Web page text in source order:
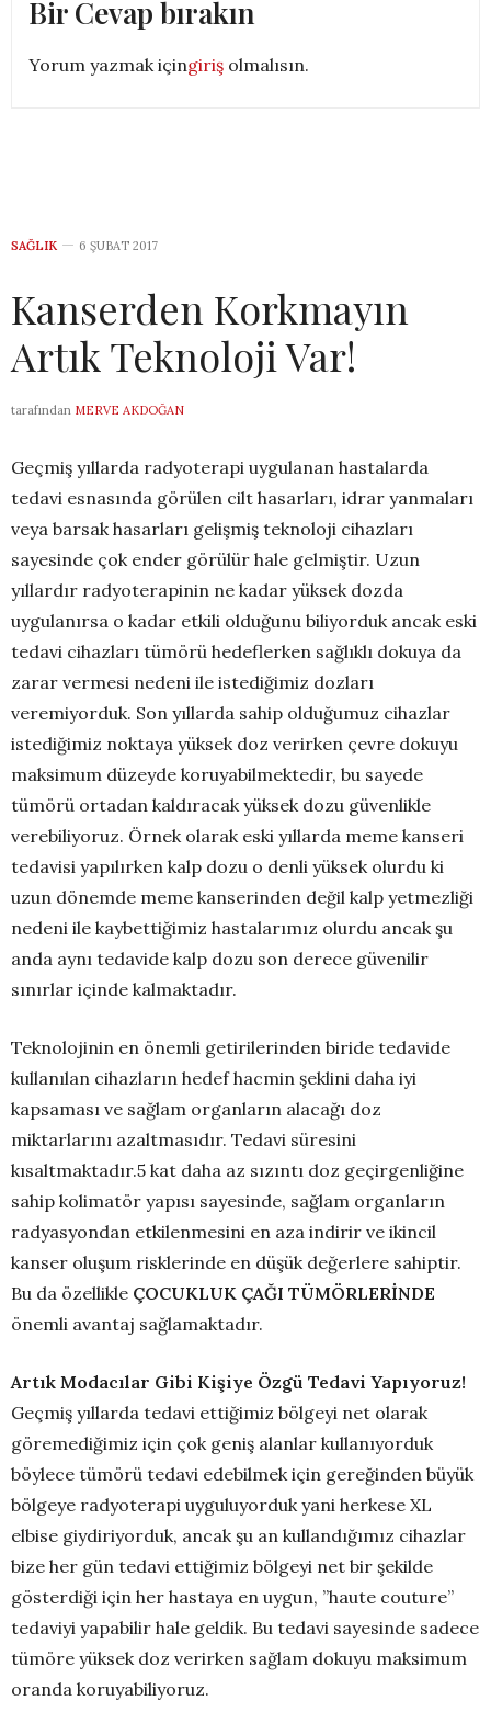
Bir Cevap bırakın
Yorum yazmak içingiriş olmalısın.
SAĞLIK 6 ŞUBAT 2017
Kanserden Korkmayın
Artık Teknoloji Var!
tarafından MERVE AKDOĞAN
Geçmiş yıllarda radyoterapi uygulanan hastalarda
tedavi esnasında görülen cilt hasarları, idrar yanmaları
veya barsak hasarları gelişmiş teknoloji cihazları
sayesinde çok ender görülür hale gelmiştir. Uzun
yıllardır radyoterapinin ne kadar yüksek dozda
uygulanırsa o kadar etkili olduğunu biliyorduk ancak eski
tedavi cihazları tümörü hedeflerken sağlıklı dokuya da
zarar vermesi nedeni ile istediğimiz dozları
veremiyorduk. Son yıllarda sahip olduğumuz cihazlar
istediğimiz noktaya yüksek doz verirken çevre dokuyu
maksimum düzeyde koruyabilmektedir, bu sayede
tümörü ortadan kaldıracak yüksek dozu güvenlikle
verebiliyoruz. Örnek olarak eski yıllarda meme kanseri
tedavisi yapılırken kalp dozu o denli yüksek olurdu ki
uzun dönemde meme kanserinden değil kalp yetmezliği
nedeni ile kaybettiğimiz hastalarımız olurdu ancak şu
anda aynı tedavide kalp dozu son derece güvenilir
sınırlar içinde kalmaktadır.
Teknolojinin en önemli getirilerinden biride tedavide
kullanılan cihazların hedef hacmin şeklini daha iyi
kapsaması ve sağlam organların alacağı doz
miktarlarını azaltmasıdır. Tedavi süresini
kısaltmaktadır.5 kat daha az sızıntı doz geçirgenliğine
sahip kolimatör yapısı sayesinde, sağlam organların
radyasyondan etkilenmesini en aza indirir ve ikincil
kanser oluşum risklerinde en düşük değerlere sahiptir.
Bu da özellikle ÇOCUKLUK ÇAĞI TÜMÖRLERİNDE
önemli avantaj sağlamaktadır.
Artık Modacılar Gibi Kişiye Özgü Tedavi Yapıyoruz!
Geçmiş yıllarda tedavi ettiğimiz bölgeyi net olarak
göremediğimiz için çok geniş alanlar kullanıyorduk
böylece tümörü tedavi edebilmek için gereğinden büyük
bölgeye radyoterapi uyguluyorduk yani herkese XL
elbise giydiriyorduk, ancak şu an kullandığımız cihazlar
bize her gün tedavi ettiğimiz bölgeyi net bir şekilde
gösterdiği için her hastaya en uygun, ’’haute couture’’
tedaviyi yapabilir hale geldik. Bu tedavi sayesinde sadece
tümöre yüksek doz verirken sağlam dokuyu maksimum
oranda koruyabiliyoruz.